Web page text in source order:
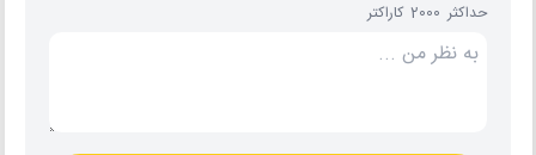
حداکثر 2000 کاراکتر